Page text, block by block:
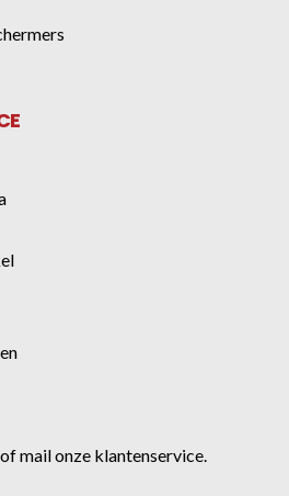
ofmail onze klantenservice.